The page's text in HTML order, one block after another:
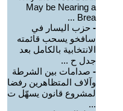
May be Nearing a
Brea ...
- حزب اليسار في
سافخو يسحب قائمته
الانتخابية بالكامل بعد
جدل ح ...
- صدامات بين الشرطة
وآلاف المتظاهرين رفضا
لمشروع قانون يسهّل ت
...